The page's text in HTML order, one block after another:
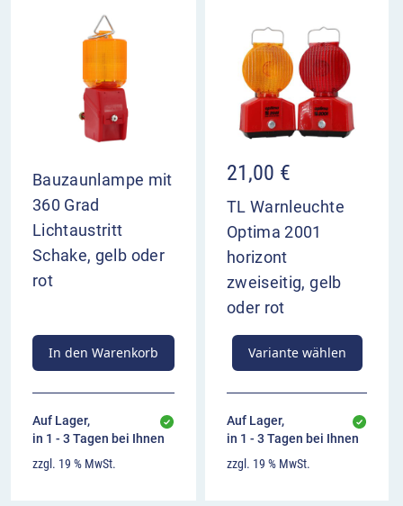
Bauzaunlampe mit
360 Grad
Lichtaustritt
Schake, gelb oder
rot
In den Warenkorb
Auf Lager,
in 1 - 3 Tagen bei Ihnen
zzgl. 19 % MwSt.
21,00 €
TL Warnleuchte
Optima 2001
horizont
zweiseitig, gelb
oder rot
Variante wählen
Auf Lager,
in 1 - 3 Tagen bei Ihnen
zzgl. 19 % MwSt.